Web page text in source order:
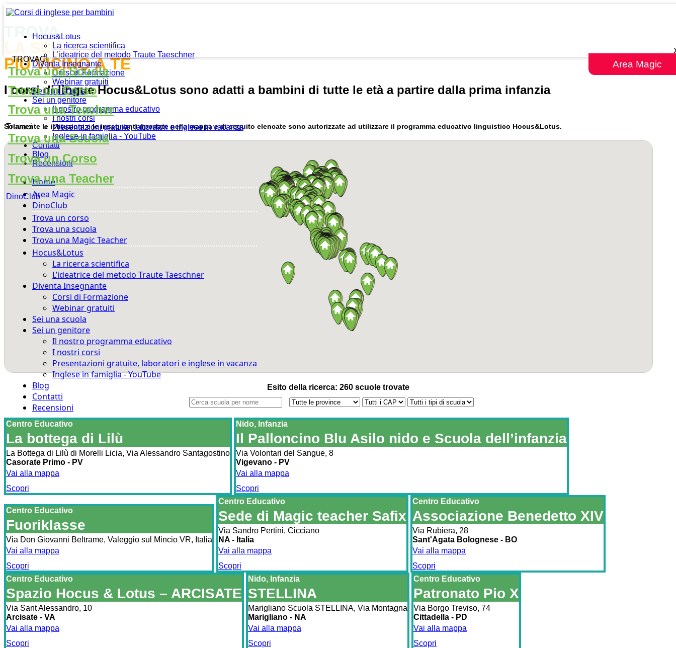
Hocus&Lotus
La ricerca scientifica
L’ideatrice del metodo Traute Taeschner
Diventa Insegnante
Corsi di Formazione
Webinar gratuiti
Sei una scuola
Sei un genitore
Il nostro programma educativo
I nostri corsi
Presentazioni gratuite, laboratori e inglese in vacanza
Inglese in famiglia - YouTube
Contatti
Blog
Recensioni
Home
Area Magic
DinoClub
Trova un corso
Trova una scuola
Trova una Magic Teacher
Hocus&Lotus
La ricerca scientifica
L’ideatrice del metodo Traute Taeschner
Diventa Insegnante
Corsi di Formazione
Webinar gratuiti
Sei una scuola
Sei un genitore
Il nostro programma educativo
I nostri corsi
Presentazioni gratuite, laboratori e inglese in vacanza
Inglese in famiglia - YouTube
Blog
Contatti
Recensioni
Area Magic
TROVACI
Trova una Scuola
Trova un Corso
Trova una Teacher
Trovaci
Trova una Scuola
Trova un Corso
Trova una Teacher
DinoClub
TROVA
LA SCUOLA
PIÙ VICINO A TE
I corsi di lingue Hocus&Lotus sono adatti a bambini di tutte le età a partire dalla prima infanzia
Solamente le istituzioni e le insegnanti riportate nella mappa e di seguito elencate sono autorizzate ad utilizzare il programma educativo linguistico Hocus&Lotus.
Esito della ricerca: 260 scuole trovate
Centro Educativo
La bottega di Lilù
La Bottega di Lilù di Morelli Licia, Via Alessandro Santagostino
Casorate Primo - PV
Vai alla mappa
Scopri
Nido, Infanzia
Il Palloncino Blu Asilo nido e Scuola dell’infanzia
Via Volontari del Sangue, 8
Vigevano - PV
Vai alla mappa
Scopri
Centro Educativo
Fuoriklasse
Via Don Giovanni Beltrame, Valeggio sul Mincio VR, Italia
Vai alla mappa
Scopri
Centro Educativo
Sede di Magic teacher Safix
Via Sandro Pertini, Cicciano
NA - Italia
Vai alla mappa
Scopri
Centro Educativo
Associazione Benedetto XIV
Via Rubiera, 28
Sant'Agata Bolognese - BO
Vai alla mappa
Scopri
Centro Educativo
Spazio Hocus & Lotus – ARCISATE
Via Sant Alessandro, 10
Arcisate - VA
Vai alla mappa
Scopri
Nido, Infanzia
STELLINA
Marigliano Scuola STELLINA, Via Montagna
Marigliano - NA
Vai alla mappa
Scopri
Centro Educativo
Patronato Pio X
Via Borgo Treviso, 74
Cittadella - PD
Vai alla mappa
Scopri